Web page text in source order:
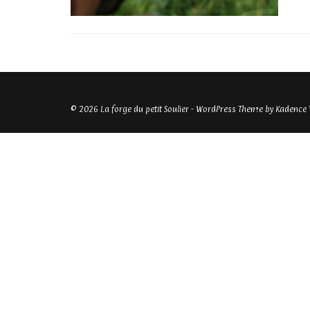
© 2026 La forge du petit Soulier - WordPress Theme by Kadence